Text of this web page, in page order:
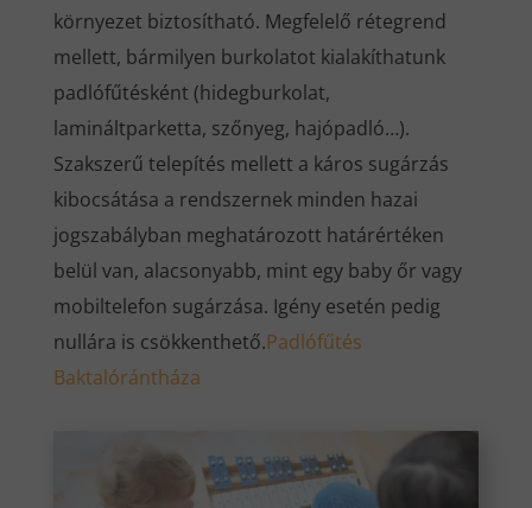
környezet biztosítható. Megfelelő rétegrend
mellett, bármilyen burkolatot kialakíthatunk
padlófűtésként (hidegburkolat,
lamináltparketta, szőnyeg, hajópadló…).
Szakszerű telepítés mellett a káros sugárzás
kibocsátása a rendszernek minden hazai
jogszabályban meghatározott határértéken
belül van, alacsonyabb, mint egy baby őr vagy
mobiltelefon sugárzása. Igény esetén pedig
nullára is csökkenthető.Padlófűtés
Baktalórántháza